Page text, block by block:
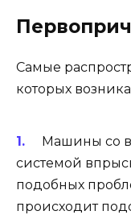
Самые
которых
Машины со
системой
подобных
происходит